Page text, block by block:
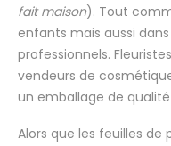
fait maison). Tout
enfants mais aussi
professionnels.
vendeurs de
un emballage de
Alors que les feuilles